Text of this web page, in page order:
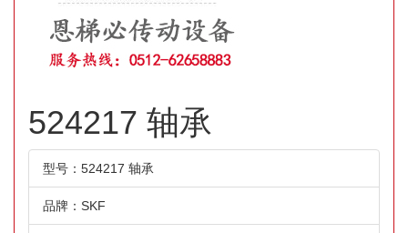
524217 轴承
型号：524217 轴承
品牌：SKF